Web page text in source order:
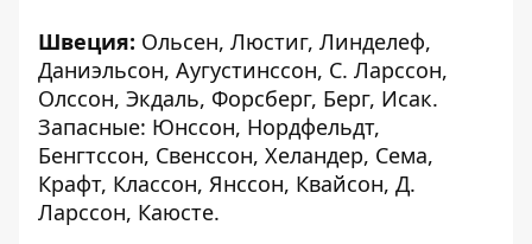
Швеция: Ольсен, Люстиг, Линделеф,
Даниэльсон, Аугустинссон, С. Ларссон,
Олссон, Экдаль, Форсберг, Берг, Исак.
Запасные: Юнссон, Нордфельдт,
Бенгтссон, Свенссон, Хеландер, Сема,
Крафт, Классон, Янссон, Квайсон, Д.
Ларссон, Каюсте.